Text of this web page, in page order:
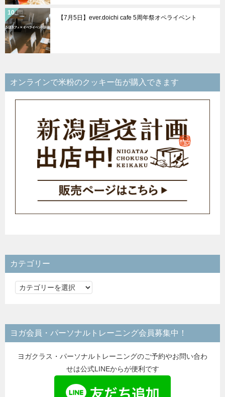
【7月5日】ever.doichi cafe 5周年祭オペライベント
オンラインで米粉のクッキー缶が購入できます
カテゴリー
カ
リ
ー
ヨガ会員・パーソナルトレーニング会員募集中！
ヨガクラス・パーソナルトレーニングのご予約やお問い合わ
せは公式LINEからが便利です